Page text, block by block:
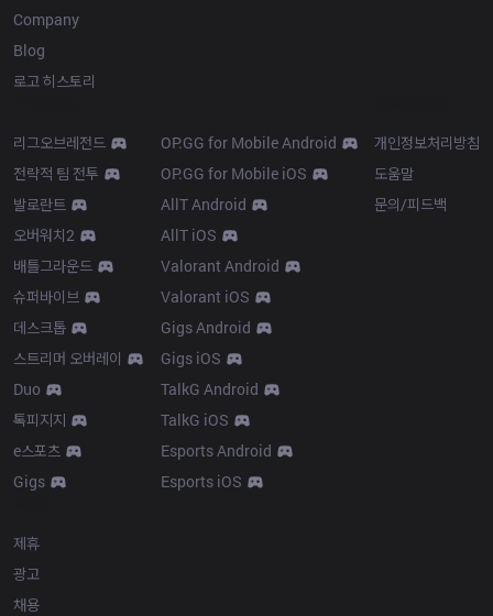
Company
Blog
로고 히스토리
리그오브레전드
전략적 팀 전투
발로란트
오버워치2
배틀그라운드
슈퍼바이브
데스크톱
스트리머 오버레이
Duo
톡피지지
e스포츠
Gigs
OP.GG for Mobile Android
OP.GG for Mobile iOS
AllT Android
AllT iOS
Valorant Android
Valorant iOS
Gigs Android
Gigs iOS
TalkG Android
TalkG iOS
Esports Android
Esports iOS
개인정보처리방침
도움말
문의/피드백
제휴
광고
채용